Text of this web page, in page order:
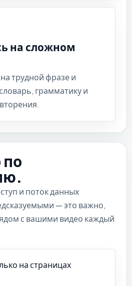
на сложном
трудной фразе и
грамматику и
и поток данных
— это важно,
с вашими видео каждый
на страницах